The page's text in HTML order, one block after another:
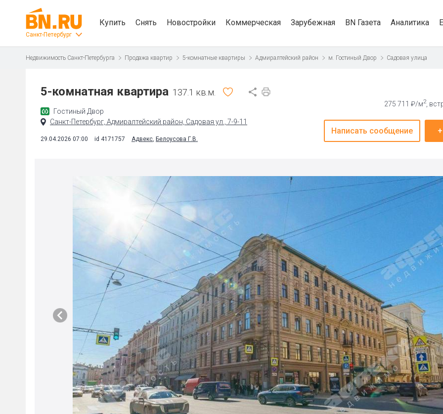
Санкт-Петербург
Купить Снять Новостройки Коммерческая Зарубежная BN Газета Аналитика
Недвижимость Санкт-Петербурга Продажа квартир 5-комнатные квартиры Адмиралтейский район м. Гостиный Двор Садовая улица
5-комнатная квартира 137.1 кв.м.
Гостиный Двор
Санкт-Петербург, Адмиралтейский район, Садовая ул., 7-9-11
29.04.2026 07:00 id 4171757 Адвекс, Белоусова Г.В.
275 711 ₽/м2,
Написать сообщение